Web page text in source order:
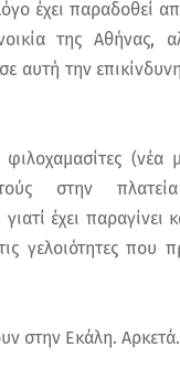
έχει παραδοθεί
της Αθήνας,
αυτή την
(νέα
στην
γιατί έχει παραγίνει
γελοιότητες που
στην Εκάλη. Αρκετά.